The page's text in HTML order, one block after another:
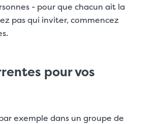
- pour que chacun ait la
pas qui inviter, commencez
pour vos
exemple dans un groupe de